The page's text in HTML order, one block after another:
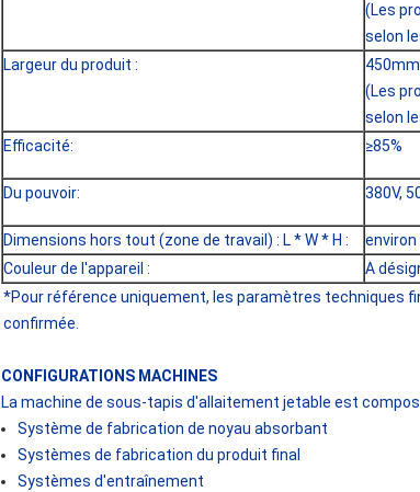
(Les
selon
Largeur du produit :
(Les
selon
Efficacité:
≥85%
Du pouvoir: 380V,
Dimensions hors tout (zone de travail) : L * W * H :
Couleur de l'appareil :
A
*Pour référence uniquement, les paramètres techniques
confirmée.
CONFIGURATIONS MACHINES
La machine de sous-tapis d'allaitement jetable est
Système de fabrication de noyau absorbant
Systèmes de fabrication du produit final
Systèmes d'entraînement